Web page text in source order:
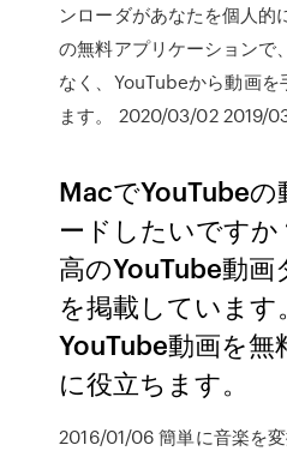
ンローダがあなたを個人的
の無料アプリケーションで
なく、YouTubeから動画を
ます。 2020/03/02 2019/
MacでYouTubeの
ードしたいです
高のYouTube動画
を掲載していま
YouTube動画を無
に役立ちます。
2016/01/06 簡単に音楽を